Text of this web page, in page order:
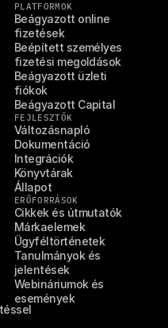
PLATFORMOK
Beágyazott online
fizetések
Beépített személyes
fizetési megoldások
Beágyazott üzleti
fiókok
Beágyazott Capital
FEJLESZTŐK
Változásnapló
Dokumentáció
Integrációk
Könyvtárak
Állapot
ERŐFORRÁSOK
Cikkek és útmutatók
Márkaelemek
Ügyféltörténetek
Tanulmányok és
jelentések
Webináriumok és
események